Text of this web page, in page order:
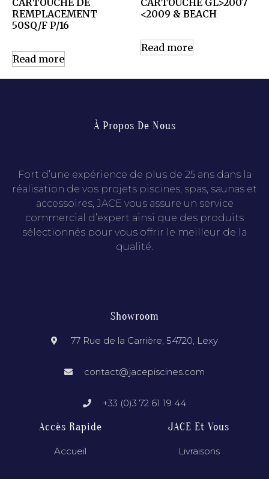
CARTOUCHE DE
REMPLACEMENT
50SQ/F P/16
Read more
CARTOUCHE GL>2007
<2009 & BEACH
Read more
À Propos De Nous
Fort d’une expérience de plus de 25 ans dans la
réalisation de vos projets piscines, spas, saunas et
accessoires, JACE vous assure un service
commercial d’expert ainsi que des produits
sélectionnés pour vous offrir le meilleur de la
qualité.
Showroom
77 Rue de la Carrière, 54720, Lexy
contact@jacepiscines.com
+33 (0)3 72 61 19 44
Accès Rapide
Accueil
JACE Et Vous
Livraisons